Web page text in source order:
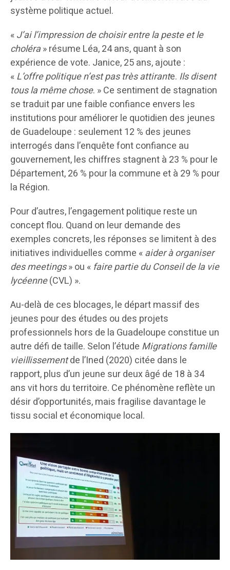
système politique actuel.
«J’ai l’impression de choisir entre la peste et le
choléra» résume Léa, 24 ans, quant à son
expérience de vote. Janice, 25 ans, ajoute :
«L’offre politique n’est pas très attirante. Ils disent
tous la même chose. » Ce sentiment de stagnation
se traduit par une faible confiance envers les
institutions pour améliorer le quotidien des jeunes
de Guadeloupe : seulement 12 % des jeunes
interrogés dans l’enquête font confiance au
gouvernement, les chiffres stagnent à 23 % pour le
Département, 26 % pour la commune et à 29 % pour
la Région.
Pour d’autres, l’engagement politique reste un
concept flou. Quand on leur demande des
exemples concrets, les réponses se limitent à des
initiatives individuelles comme «aider à organiser
des meetings» ou « faire partie du Conseil de la vie
lycéenne(CVL) ».
Au-delà de ces blocages, le départ massif des
jeunes pour des études ou des projets
professionnels hors de la Guadeloupe constitue un
autre défi de taille. Selon l’étude Migrations famille
vieillissementde l’Ined (2020) citée dans le
rapport, plus d’un jeune sur deux âgé de 18 à 34
ans vit hors du territoire. Ce phénomène reflète un
désir d’opportunités, mais fragilise davantage le
tissu social et économique local.